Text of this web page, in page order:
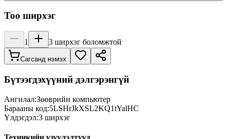
Тоо ширхэг
1 3 ширхэг боломжтой
Сагсанд нэмэх
Бүтээгдэхүүний дэлгэрэнгүй
Ангилал:Зөөврийн компьютер
Барааны код:5LSHrJkXSL2KQ1tYalHC
Үлдэгдэл:3 ширхэг
Техникийн үзүүлэлтүүд